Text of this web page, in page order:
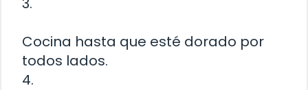
Cocina hasta que esté dorado por
todos lados.
4.